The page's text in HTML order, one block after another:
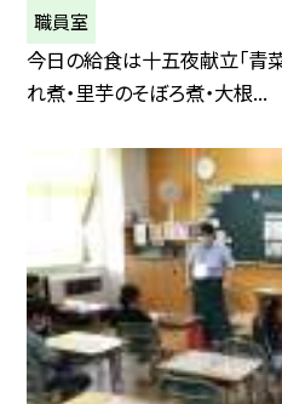
職員室
今日の給食は十五夜献立「青
れ煮・里芋のそぼろ煮・大根...